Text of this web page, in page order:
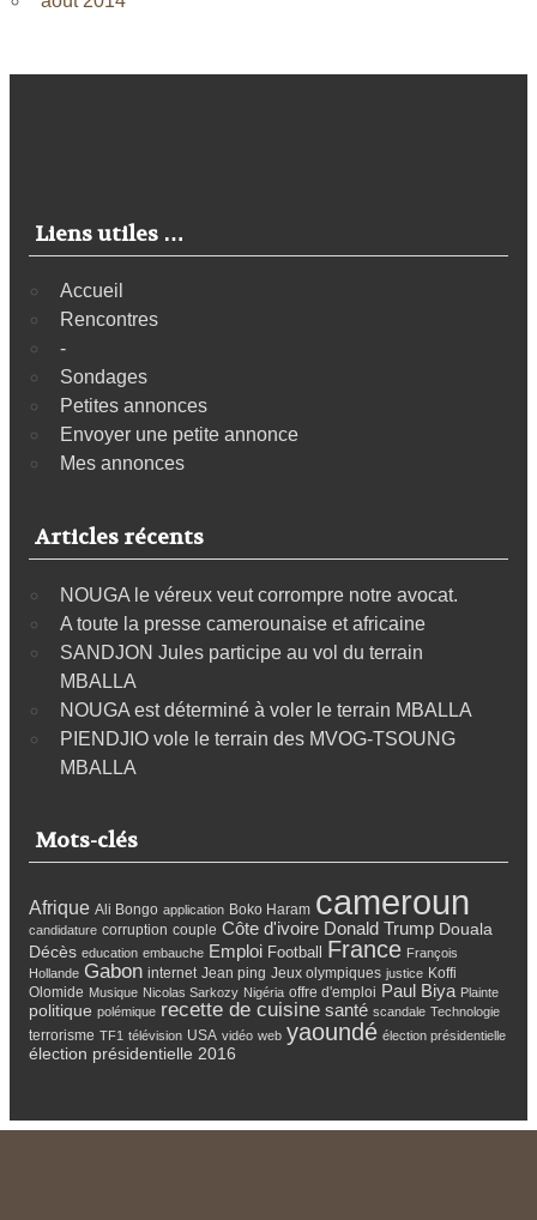
Liens utiles …
Accueil
Rencontres
-
Sondages
Petites annonces
Envoyer une petite annonce
Mes annonces
Articles récents
NOUGA le véreux veut corrompre notre avocat.
A toute la presse camerounaise et africaine
SANDJON Jules participe au vol du terrain
MBALLA
NOUGA est déterminé à voler le terrain MBALLA
PIENDJIO vole le terrain des MVOG-TSOUNG
MBALLA
Mots-clés
Afrique Ali Bongo application Boko Haram cameroun
candidature corruption couple Côte d'ivoire Donald Trump Douala
Décès education embauche Emploi Football France François
Hollande Gabon internet Jean ping Jeux olympiques justice Koffi
Olomide Musique Nicolas Sarkozy Nigéria offre d'emploi Paul Biya Plainte
politique polémique recette de cuisine santé scandale Technologie
terrorisme TF1 télévision USA vidéo web yaoundé élection présidentielle
élection présidentielle 2016